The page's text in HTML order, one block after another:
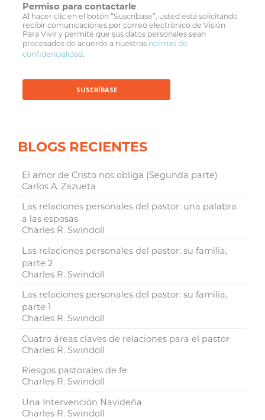
Permiso para contactarle
Al hacer clic en el botón “Suscríbase”, usted está solicitando
recibir comunicaciones por correo electrónico de Visión
Para Vivir y permite que sus datos personales sean
procesados de acuerdo a nuestras normas de
confidencialidad.
BLOGS RECIENTES
El amor de Cristo nos obliga (Segunda parte)
Carlos A. Zazueta
Las relaciones personales del pastor: una palabra
a las esposas
Charles R. Swindoll
Las relaciones personales del pastor: su familia,
parte 2
Charles R. Swindoll
Las relaciones personales del pastor: su familia,
parte 1
Charles R. Swindoll
Cuatro áreas claves de relaciones para el pastor
Charles R. Swindoll
Riesgos pastorales de fe
Charles R. Swindoll
Una Intervención Navideña
Charles R. Swindoll